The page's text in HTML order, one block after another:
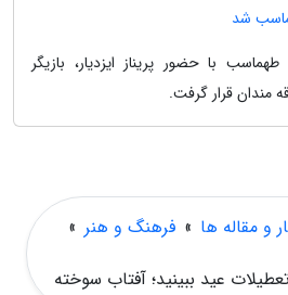
شد
با حضور پریناز ایزدیار، بازیگر
مندان قرار گرفت.
و مقاله ها » فرهنگ و هنر »
عید ببینید؛ آفتاب سوخته